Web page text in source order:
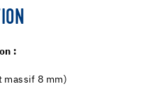
:
massif 8 mm)